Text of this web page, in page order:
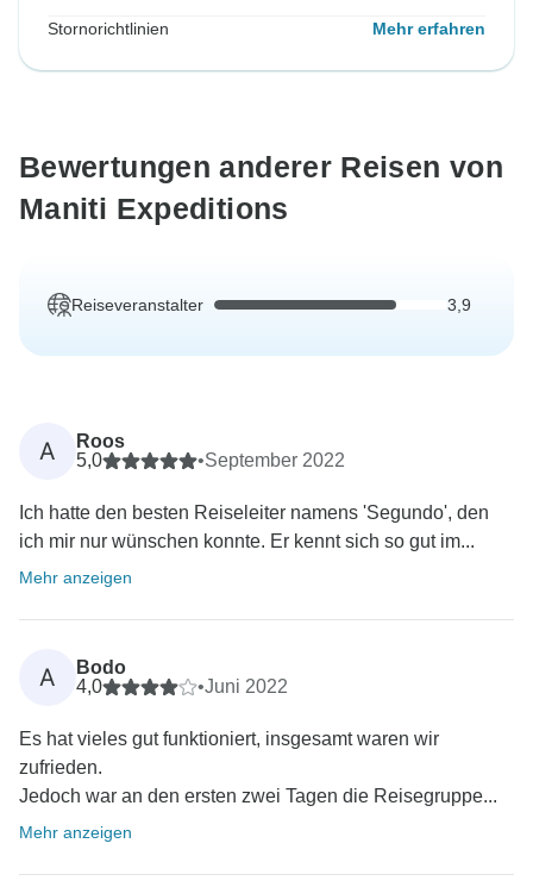
Stornorichtlinien Mehr erfahren
Bewertungen anderer Reisen von
Maniti Expeditions
Reiseveranstalter 3,9
A
Roos
5,0
•September 2022
Ich hatte den besten Reiseleiter namens 'Segundo', den
ich mir nur wünschen konnte. Er kennt sich so gut im...
Mehr anzeigen
A
Bodo
4,0
•Juni 2022
Es hat vieles gut funktioniert, insgesamt waren wir
zufrieden.
Jedoch war an den ersten zwei Tagen die Reisegruppe...
Mehr anzeigen